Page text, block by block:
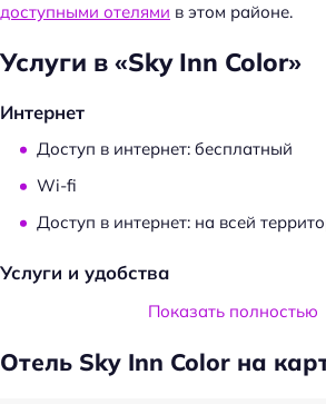
доступными отелями в этом районе.
Услуги в «Sky Inn Color»
Интернет
Доступ в интернет: бесплатный
Wi-fi
Доступ в интернет: на всей
Услуги и удобства
Камера хранения
Частота уборки: по запросу
Показать полностью
Отель Sky Inn Color на